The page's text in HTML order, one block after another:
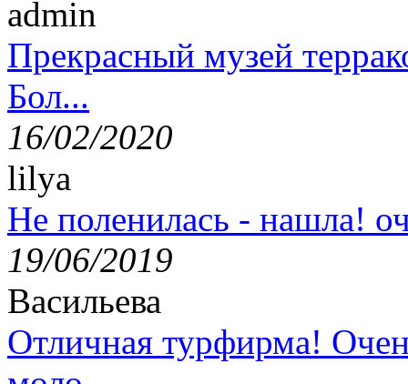
admin
Прекрасный музей
Бол...
16/02/2020
lilya
Не поленилась - нашла!
19/06/2019
Васильева
Отличная турфирма!